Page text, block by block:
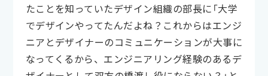
たことを知っていたデザイン組織の部長に「大学
でデザインやってたんだよね？これからはエンジ
ニアとデザイナーのコミュニケーションが大事に
なってくるから、エンジニアリング経験のあるデ